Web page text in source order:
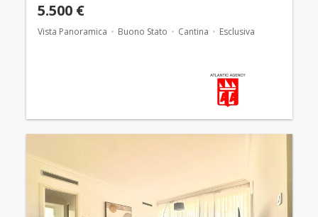
5.500 €
Vista Panoramica Buono Stato Cantina Esclusiva